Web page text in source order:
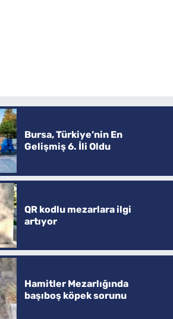
Bursa, Türkiye’nin En
Gelişmiş 6. İli Oldu
QR kodlu mezarlara ilgi
artıyor
Hamitler Mezarlığında
başıboş köpek sorunu